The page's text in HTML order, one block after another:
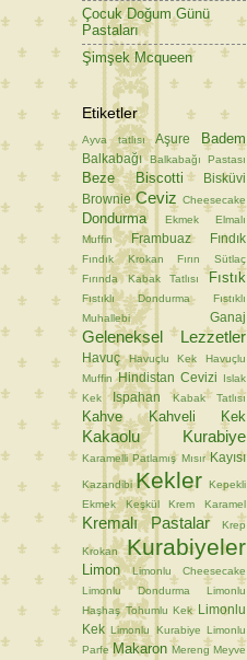
Çocuk Doğum Günü
Pastaları
Şimşek Mcqueen
Etiketler
Ayva tatlısı Aşure Badem
Balkabağı Balkabağı Pastası
Beze Biscotti
Bisküvi
Brownie Ceviz Cheesecake
Dondurma Ekmek
Elmalı
Muffin
Frambuaz Fındık
Fındık Krokan
Fırın Sütlaç
Fırında Kabak Tatlısı
Fıstık
Fıstıklı Dondurma
Fıstıklı
Muhallebi
Ganaj
Geleneksel Lezzetler
Havuç Havuçlu Kek
Havuçlu
Muffin Hindistan Cevizi
Islak
Kek
Ispahan Kabak Tatlısı
Kahve Kahveli Kek
Kakaolu Kurabiye
Karamelli Patlamış Mısır Kayısı
Kazandibi Kekler Kepekli
Ekmek
Keşkül Krem Karamel
Kremalı Pastalar Krep
Krokan Kurabiyeler
Limon
Limonlu Cheesecake
Limonlu Dondurma
Limonlu
Haşhaş Tohumlu Kek
Limonlu
Kek Limonlu Kurabiye Limonlu
Parfe Makaron Mereng Meyve